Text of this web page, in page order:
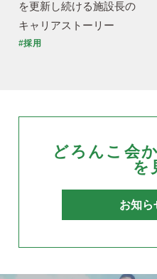
を更新し続ける施設長の
キャリアストーリー
#採用
どろんこ会
を
お知ら